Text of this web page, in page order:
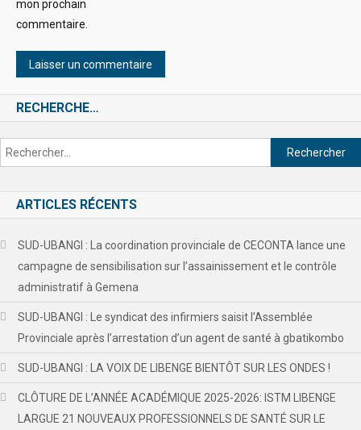
mon prochain
commentaire.
RECHERCHE…
ARTICLES RÉCENTS
SUD-UBANGI : La coordination provinciale de CECONTA lance une
campagne de sensibilisation sur l’assainissement et le contrôle
administratif à Gemena
SUD-UBANGI : Le syndicat des infirmiers saisit l’Assemblée
Provinciale après l’arrestation d’un agent de santé à gbatikombo
SUD-UBANGI : LA VOIX DE LIBENGE BIENTÔT SUR LES ONDES !
CLÔTURE DE L’ANNÉE ACADÉMIQUE 2025-2026: ISTM LIBENGE
LARGUE 21 NOUVEAUX PROFESSIONNELS DE SANTÉ SUR LE